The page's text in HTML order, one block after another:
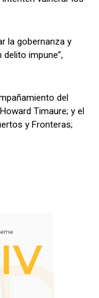
la gobernanza y
delito impune”,
del
Timaure; y el
y Fronteras;